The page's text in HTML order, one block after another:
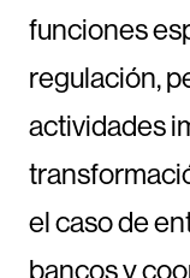
funciones
regulación,
actividades
el caso de
bancos y